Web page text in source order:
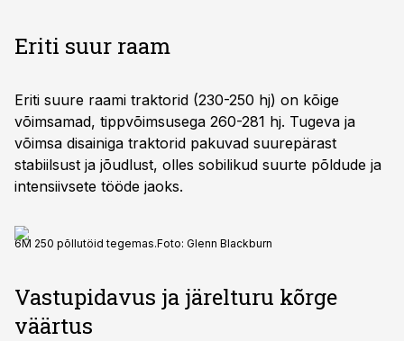
Eriti suur raam
Eriti suure raami traktorid (230-250 hj) on kõige
võimsamad, tippvõimsusega 260-281 hj. Tugeva ja
võimsa disainiga traktorid pakuvad suurepärast
stabiilsust ja jõudlust, olles sobilikud suurte põldude ja
intensiivsete tööde jaoks.
6M 250 põllutöid tegemas.Foto: Glenn Blackburn
Vastupidavus ja järelturu kõrge
väärtus